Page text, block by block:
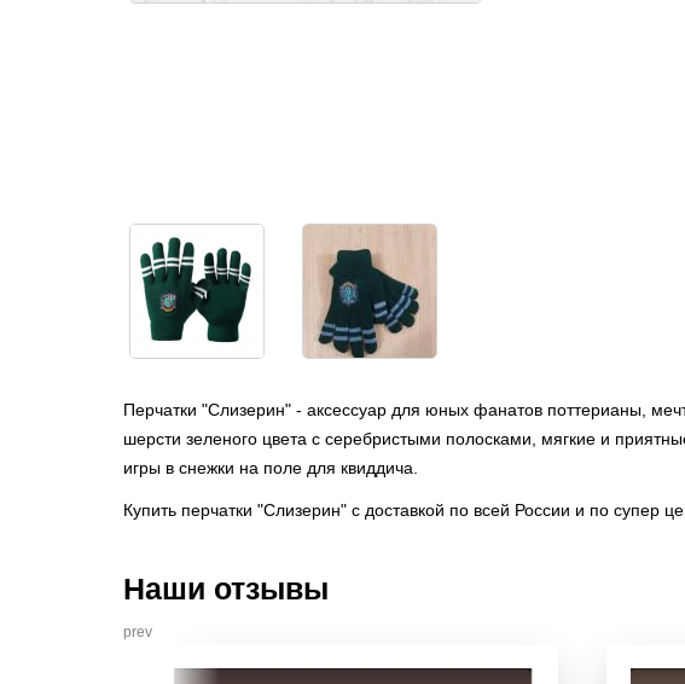
Перчатки "Слизерин" - аксессуар для юных фанатов поттерианы,
шерсти зеленого цвета с серебристыми полосками, мягкие и
игры в снежки на поле для квиддича.
Купить перчатки "Слизерин" с доставкой по всей России и по супер
Наши отзывы
prev